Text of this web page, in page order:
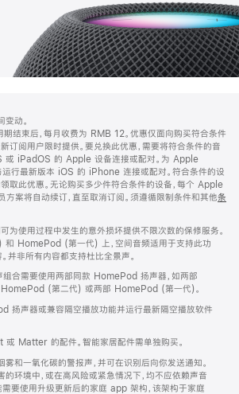
动。
期结束后，每月收费为 RMB 12。优惠仅面向购买符合条件
阅用户限时提供。要兑换此优惠，需要将符合条件的音
或 iPadOS 的 Apple 设备连接或配对。为 Apple
行最新版本 iOS 的 iPhone 连接或配对。符合条件的设
取此优惠。无论购买多少件符合条件的设备，每个 Apple
方案将自动续订，直至取消订阅。须遵循限制条件和其他条
使用过程中发生的意外损坏提供不限次数的保修服务。
HomePod (第一代) 上，空间音频适用于支持此功
并非所有内容都支持杜比全景声。
合需要使用两部同款 HomePod 扬声器，如两部
(第二代) 或两部 HomePod (第一代)。
扬声器或兼容隔空播放功能并运行最新隔空播放软件
Matter 的配件。智能家居配件需单独购买。
和一氧化碳的警报声，并可在识别后向你发送通知。
环境中，或在高风险或紧急情况下，均不应依赖声音
需要使用升级更新后的家庭 app 架构，该架构于家庭